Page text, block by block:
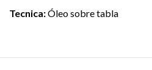
Tecnica:Óleo sobre tabla